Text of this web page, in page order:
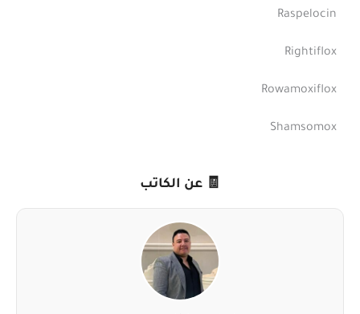
Raspelocin
Rightiflox
Rowamoxiflox
Shamsomox
🧾 عن الكاتب